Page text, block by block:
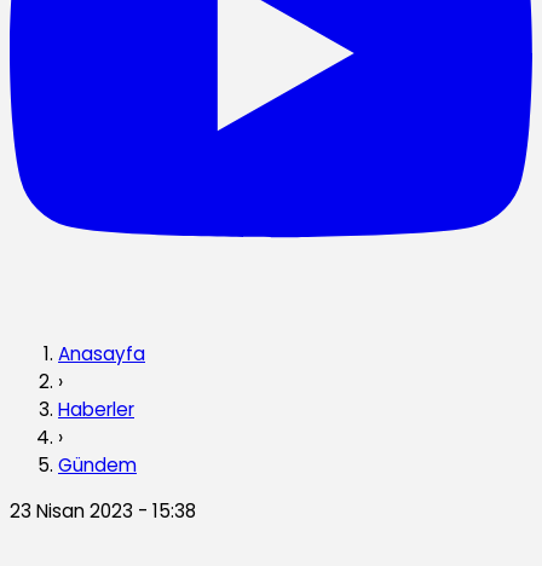
Anasayfa
›
Haberler
›
Gündem
23 Nisan 2023 - 15:38